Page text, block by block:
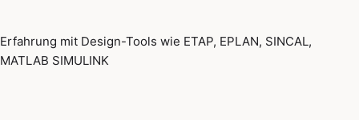
Erfahrung mit Design-Tools wie ETAP, EPLAN, SINCAL,
MATLAB SIMULINK